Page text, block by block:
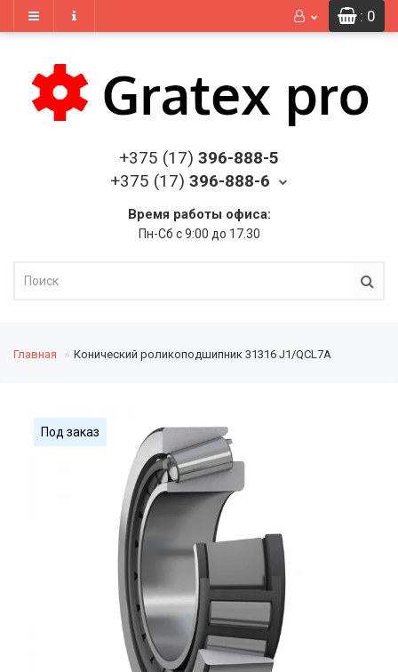
: 0
+375 (17) 396-888-5
+375 (17) 396-888-6
Время работы офиса:
Пн-Сб с 9:00 до 17.30
Главная Конический роликоподшипник 31316 J1/QCL7A
Под заказ